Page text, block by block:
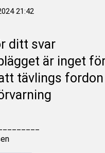
21:42
ditt svar
är inget
tävlings